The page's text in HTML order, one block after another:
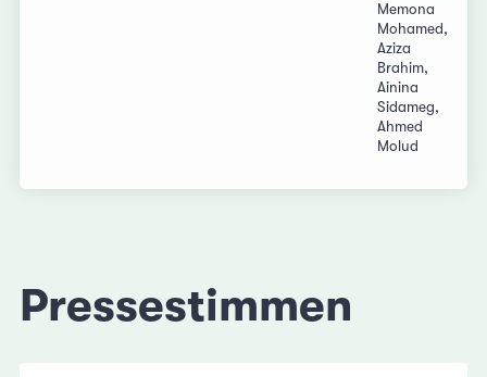
Memona
Mohamed,
Aziza
Brahim,
Ainina
Sidameg,
Ahmed
Molud
Pressestimmen